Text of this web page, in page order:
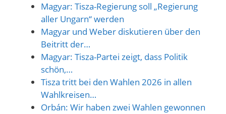
Magyar: Tisza-Regierung soll „Regierung
aller Ungarn“ werden
Magyar und Weber diskutieren über den
Beitritt der…
Magyar: Tisza-Partei zeigt, dass Politik
schön,…
Tisza tritt bei den Wahlen 2026 in allen
Wahlkreisen…
Orbán: Wir haben zwei Wahlen gewonnen